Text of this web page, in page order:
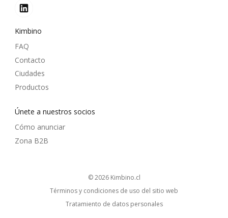
Kimbino
FAQ
Contacto
Ciudades
Productos
Únete a nuestros socios
Cómo anunciar
Zona B2B
© 2026 kimbino.cl
Términos y condiciones de uso del sitio web
Tratamiento de datos personales